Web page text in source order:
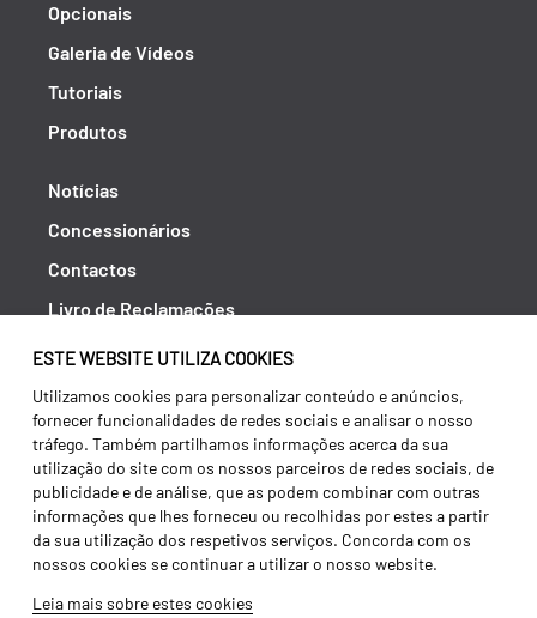
ESTE WEBSITE UTILIZA COOKIES
Utilizamos cookies para personalizar conteúdo e anúncios,
fornecer funcionalidades de redes sociais e analisar o nosso
tráfego. Também partilhamos informações acerca da sua
utilização do site com os nossos parceiros de redes sociais, de
publicidade e de análise, que as podem combinar com outras
informações que lhes forneceu ou recolhidas por estes a partir
da sua utilização dos respetivos serviços. Concorda com os
nossos cookies se continuar a utilizar o nosso website.
Leia mais sobre estes cookies
Opcionais
Galeria de Vídeos
Tutoriais
Produtos
Notícias
Concessionários
Contactos
Livro de Reclamações
Política de Privacidade
Canal de Denúncias (RGPC)
Termos e condições